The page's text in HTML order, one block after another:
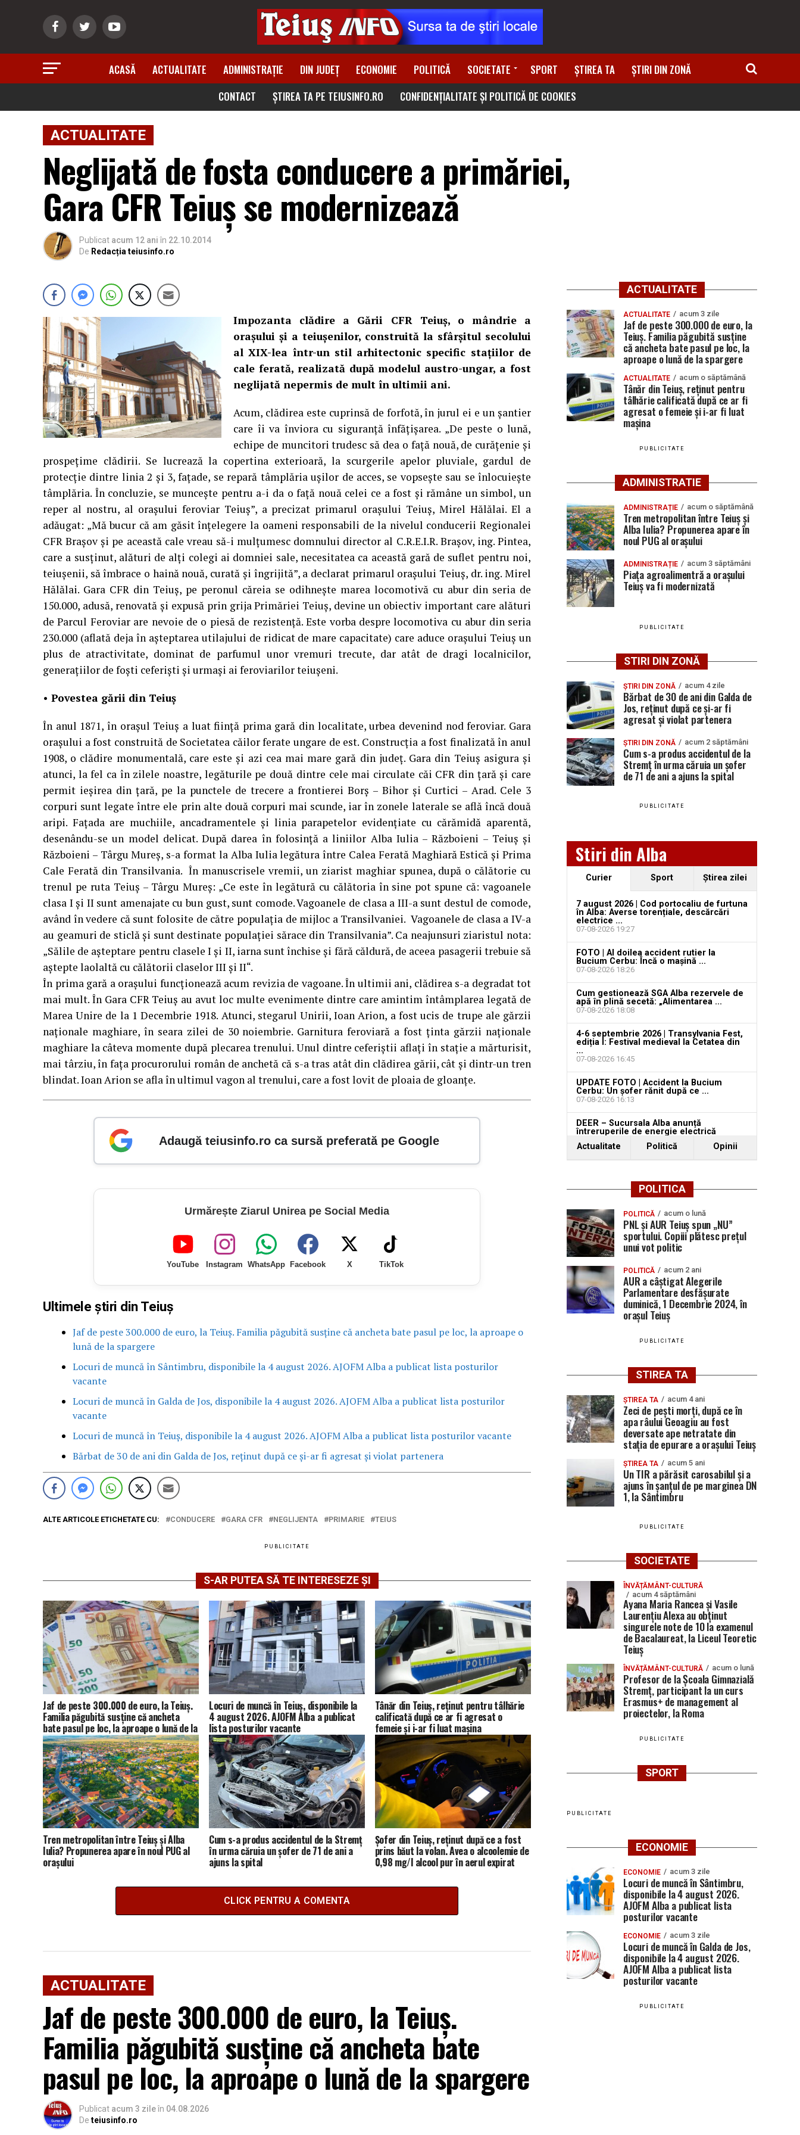
ACASĂ ACTUALITATE ADMINISTRAȚIE DIN JUDEȚ ECONOMIE POLITICĂ SOCIETATE SPORT ȘTIREA TA
ȘTIRI DIN ZONĂ
CONTACT
ȘTIREA TA PE TEIUSINFO.RO CONFIDENȚIALITATE ȘI POLITICĂ DE COOKIES
ACTUALITATE
Neglijată de fosta conducere a primăriei,
Gara CFR Teiuş se modernizează
Publicat acum 12 ani în 22.10.2014
De Redacția teiusinfo.ro
Impozanta clădire a Gării CFR Teiuş, o mândrie a
oraşului şi a teiuşenilor, construită la sfârşitul secolului
al XIX-lea într-un stil arhitectonic specific staţiilor de
cale ferată, realizată după modelul austro-ungar, a fost
neglijată nepermis de mult în ultimii ani.
Acum, clădirea este cuprinsă de forfotă, în jurul ei e un şantier
care îi va înviora cu siguranţă înfăţişarea. „De peste o lună,
echipe de muncitori trudesc să dea o faţă nouă, de curăţenie şi
prospeţime clădirii. Se lucrează la copertina exterioară, la scurgerile apelor pluviale, gardul de
protecţie dintre linia 2 şi 3, faţade, se repară tâmplăria uşilor de acces, se vopseşte sau se înlocuieşte
tâmplăria. În concluzie, se munceşte pentru a-i da o faţă nouă celei ce a fost şi rămâne un simbol, un
reper al nostru, al oraşului feroviar Teiuş”, a precizat primarul oraşului Teiuş, Mirel Hălălai. El a
adăugat: „Mă bucur că am găsit înţelegere la oameni responsabili de la nivelul conducerii Regionalei
CFR Braşov şi pe această cale vreau să-i mulţumesc domnului director al C.R.E.I.R. Braşov, ing. Pintea,
care a susţinut, alături de alţi colegi ai domniei sale, necesitatea ca această gară de suflet pentru noi,
teiuşenii, să îmbrace o haină nouă, curată şi îngrijită”, a declarat primarul oraşului Teiuş, dr. ing. Mirel
Hălălai. Gara CFR din Teiuş, pe peronul căreia se odihneşte marea locomotivă cu abur din seria de
150.000, adusă, renovată şi expusă prin grija Primăriei Teiuş, devine un obiectiv important care alături
de Parcul Feroviar are nevoie de o piesă de rezistenţă. Este vorba despre locomotiva cu abur din seria
230.000 (aflată deja în aşteptarea utilajului de ridicat de mare capacitate) care aduce oraşului Teiuş un
plus de atractivitate, dominat de parfumul unor vremuri trecute, dar atât de dragi localnicilor,
generaţiilor de foşti ceferişti şi urmaşi ai feroviarilor teiuşeni.
• Povestea gării din Teiuş
În anul 1871, în oraşul Teiuş a luat fiinţă prima gară din localitate, urbea devenind nod feroviar. Gara
oraşului a fost construită de Societatea căilor ferate ungare de est. Construcţia a fost finalizată în anul
1908, o clădire monumentală, care este şi azi cea mai mare gară din judeţ. Gara din Teiuş asigura şi
atunci, la fel ca în zilele noastre, legăturile pe două dintre cele mai circulate căi CFR din ţară şi care
permit ieşirea din ţară, pe la punctele de trecere a frontierei Borş – Bihor şi Curtici – Arad. Cele 3
corpuri sunt legate între ele prin alte două corpuri mai scunde, iar în zonele laterale se află încă două
aripi. Faţada are muchiile, ancadramentele şi linia parapetelor evidenţiate cu cărămidă aparentă,
desenându-se un model delicat. După darea în folosinţă a liniilor Alba Iulia – Războieni – Teiuş şi
Războieni – Târgu Mureş, s-a format la Alba Iulia legătura între Calea Ferată Maghiară Estică şi Prima
Cale Ferată din Transilvania. În manuscrisele vremii, un ziarist maghiar spunea, după o călătorie cu
trenul pe ruta Teiuş – Târgu Mureş: „Ce este în legătură cu călătoria în sine pot spune că: vagoanele
clasa I şi II sunt amenajate cu bun gust, sunt comode. Vagoanele de clasa a III-a sunt destul de comode,
având în vedere că sunt folosite de către populaţia de mijloc a Transilvaniei. Vagoanele de clasa a IV-a
au geamuri de sticlă şi sunt destinate populaţiei sărace din Transilvania”. Ca neajunsuri ziaristul nota:
„Sălile de aşteptare pentru clasele I şi II, iarna sunt închise şi fără căldură, de aceea pasagerii trebuie să
aştepte laolaltă cu călătorii claselor III şi II“.
În prima gară a oraşului funcţionează acum revizia de vagoane. În ultimii ani, clădirea s-a degradat tot
mai mult. În Gara CFR Teiuş au avut loc multe evenimente dintre care amintim întâmplarea legată de
Marea Unire de la 1 Decembrie 1918. Atunci, stegarul Unirii, Ioan Arion, a fost ucis de trupe ale gărzii
naţionale maghiare, în seara zilei de 30 noiembrie. Garnitura feroviară a fost ţinta gărzii naţionale
maghiare la câteva momente după plecarea trenului. Unul dintre ceferiştii aflaţi în staţie a mărturisit,
mai târziu, în faţa procurorului român de anchetă că s-a tras atât din clădirea gării, cât şi dintr-un tren
blindat. Ioan Arion se afla în ultimul vagon al trenului, care a fost lovit de ploaia de gloanţe.
Adaugă teiusinfo.ro ca sursă preferată pe Google
Urmărește Ziarul Unirea pe Social Media
YouTube Instagram WhatsApp Facebook X TikTok
Ultimele știri din Teiuș
Jaf de peste 300.000 de euro, la Teiuș. Familia păgubită susține că ancheta bate pasul pe loc, la aproape o
lună de la spargere
Locuri de muncă în Sântimbru, disponibile la 4 august 2026. AJOFM Alba a publicat lista posturilor
vacante
Locuri de muncă în Galda de Jos, disponibile la 4 august 2026. AJOFM Alba a publicat lista posturilor
vacante
Locuri de muncă în Teiuș, disponibile la 4 august 2026. AJOFM Alba a publicat lista posturilor vacante
Bărbat de 30 de ani din Galda de Jos, reținut după ce și-ar fi agresat și violat partenera
ALTE ARTICOLE ETICHETATE CU: CONDUCERE GARA CFR NEGLIJENTA PRIMARIE TEIUS
PUBLICITATE
S-AR PUTEA SĂ TE INTERESEZE ȘI
Jaf de peste 300.000 de euro, la Teiuș.
Familia păgubită susține că ancheta
bate pasul pe loc, la aproape o lună de la
spargere
Locuri de muncă în Teiuș, disponibile la
4 august 2026. AJOFM Alba a publicat
lista posturilor vacante
Tânăr din Teiuș, reținut pentru tâlhărie
calificată după ce ar fi agresat o
femeie și i-ar fi luat mașina
Tren metropolitan între Teiuș și Alba
Iulia? Propunerea apare în noul PUG al
orașului
Cum s-a produs accidentul de la Stremț
în urma căruia un șofer de 71 de ani a
ajuns la spital
Șofer din Teiuș, reținut după ce a fost
prins băut la volan. Avea o alcoolemie de
0,98 mg/l alcool pur în aerul expirat
CLICK PENTRU A COMENTA
ACTUALITATE
Jaf de peste 300.000 de euro, la Teiuș.
Familia păgubită susține că ancheta bate
pasul pe loc, la aproape o lună de la spargere
Publicat acum 3 zileîn 04.08.2026
De teiusinfo.ro
ACTUALITATE
ACTUALITATE acum 3 zile
Jaf de peste 300.000 de euro, la
Teiuș. Familia păgubită susține
că ancheta bate pasul pe loc, la
aproape o lună de la spargere
ACTUALITATE acum o săptămână
Tânăr din Teiuș, reținut pentru
tâlhărie calificată după ce ar fi
agresat o femeie și i-ar fi luat
mașina
PUBLICITATE
ADMINISTRATIE
ADMINISTRAȚIE acum o săptămână
Tren metropolitan între Teiuș și
Alba Iulia? Propunerea apare în
noul PUG al orașului
ADMINISTRAȚIE acum 3 săptămâni
Piața agroalimentră a orașului
Teiuș va fi modernizată
PUBLICITATE
STIRI DIN ZONĂ
ȘTIRI DIN ZONĂ acum 4 zile
Bărbat de 30 de ani din Galda de
Jos, reținut după ce și-ar fi
agresat și violat partenera
ȘTIRI DIN ZONĂ acum 2 săptămâni
Cum s-a produs accidentul de la
Stremț în urma căruia un șofer
de 71 de ani a ajuns la spital
PUBLICITATE
Stiri din Alba
Curier Sport Ştirea zilei
7 august 2026 | Cod portocaliu de furtuna
în Alba: Averse torențiale, descărcări
electrice ...
07-08-2026 19:27
FOTO | Al doilea accident rutier la
Bucium Cerbu: Încă o mașină ...
07-08-2026 18:26
Cum gestionează SGA Alba rezervele de
apă în plină secetă: „Alimentarea ...
07-08-2026 18:08
4-6 septembrie 2026 | Transylvania Fest,
ediția I: Festival medieval la Cetatea din
...
07-08-2026 16:45
UPDATE FOTO | Accident la Bucium
Cerbu: Un șofer rănit după ce ...
07-08-2026 16:13
DEER – Sucursala Alba anunță
întreruperile de energie electrică
07-08-2026 14:49
Actualitate Politică Opinii
POLITICA
POLITICĂ acum o lună
PNL și AUR Teiuș spun „NU”
sportului. Copiii plătesc prețul
unui vot politic
POLITICĂ acum 2 ani
AUR a câștigat Alegerile
Parlamentare desfășurate
duminică, 1 Decembrie 2024, în
orașul Teiuș
PUBLICITATE
STIREA TA
ȘTIREA TA acum 4 ani
Zeci de pești morți, după ce în
apa râului Geoagiu au fost
deversate ape netratate din
stația de epurare a orașului Teiuș
ȘTIREA TA acum 5 ani
Un TIR a părăsit carosabilul și a
ajuns în șanțul de pe marginea DN
1, la Sântimbru
PUBLICITATE
SOCIETATE
ÎNVĂȚĂMÂNT-CULTURĂ
acum 4 săptămâni
Ayana Maria Rancea și Vasile
Laurențiu Alexa au obținut
singurele note de 10 la examenul
de Bacalaureat, la Liceul Teoretic
Teiuș
ÎNVĂȚĂMÂNT-CULTURĂ acum o lună
Profesor de la Școala Gimnazială
Stremț, participant la un curs
Erasmus+ de management al
proiectelor, la Roma
PUBLICITATE
SPORT
PUBLICITATE
ECONOMIE
ECONOMIE acum 3 zile
Locuri de muncă în Sântimbru,
disponibile la 4 august 2026.
AJOFM Alba a publicat lista
posturilor vacante
ECONOMIE acum 3 zile
Locuri de muncă în Galda de Jos,
disponibile la 4 august 2026.
AJOFM Alba a publicat lista
posturilor vacante
PUBLICITATE